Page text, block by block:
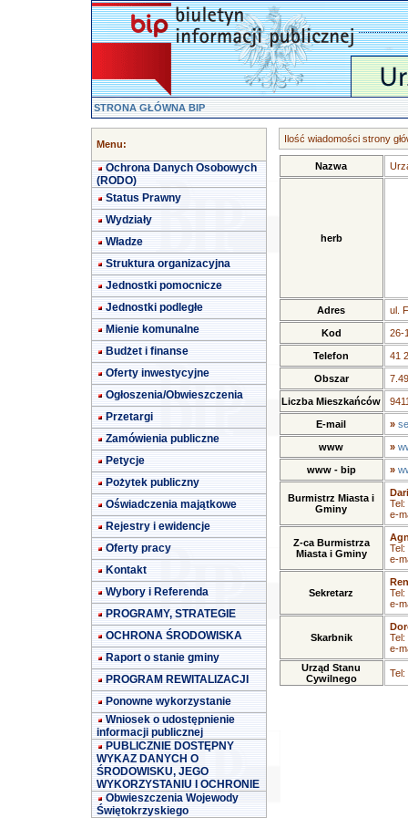
STRONA GŁÓWNA BIP
Menu:
Ochrona Danych Osobowych
(RODO)
Status Prawny
Wydziały
Władze
Struktura organizacyjna
Jednostki pomocnicze
Jednostki podległe
Mienie komunalne
Budżet i finanse
Oferty inwestycyjne
Ogłoszenia/Obwieszczenia
Przetargi
Zamówienia publiczne
Petycje
Pożytek publiczny
Oświadczenia majątkowe
Rejestry i ewidencje
Oferty pracy
Kontakt
Wybory i Referenda
PROGRAMY, STRATEGIE
OCHRONA ŚRODOWISKA
Raport o stanie gminy
PROGRAM REWITALIZACJI
Ponowne wykorzystanie
Wniosek o udostępnienie
informacji publicznej
PUBLICZNIE DOSTĘPNY
WYKAZ DANYCH O
ŚRODOWISKU, JEGO
WYKORZYSTANIU I OCHRONIE
Obwieszczenia Wojewody
Świętokrzyskiego
Ilość wiadomości strony
Nazwa
herb
Adres ul.
Kod 26-
Telefon 41
Obszar
Liczba Mieszkańców
E-mail »
www »
www - bip »
Burmistrz Miasta i
Gminy
Tel:
e-
Z-ca Burmistrza
Miasta i Gminy
Tel:
e-
Sekretarz
Tel:
e-
Skarbnik
Tel:
e-
Urząd Stanu
Cywilnego
Tel: